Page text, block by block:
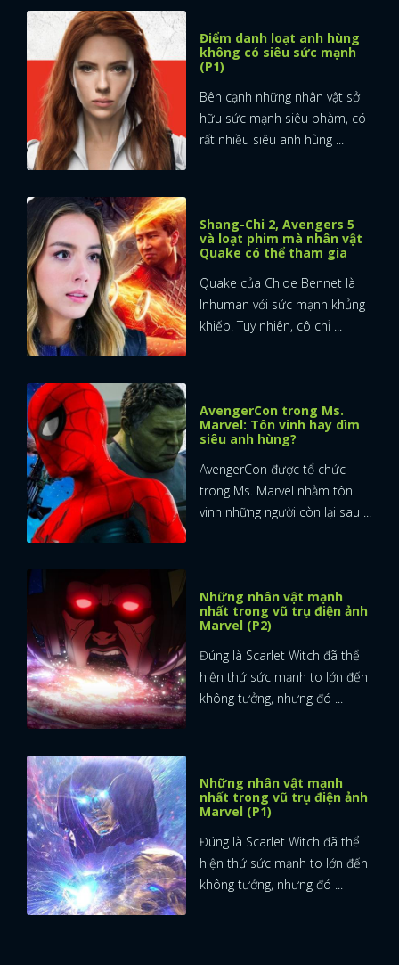
Điểm danh loạt anh hùng
không có siêu sức mạnh
(P1)
Bên cạnh những nhân vật sở
hữu sức mạnh siêu phàm, có
rất nhiều siêu anh hùng ...
Shang-Chi 2, Avengers 5
và loạt phim mà nhân vật
Quake có thể tham gia
Quake của Chloe Bennet là
Inhuman với sức mạnh khủng
khiếp. Tuy nhiên, cô chỉ ...
AvengerCon trong Ms.
Marvel: Tôn vinh hay dìm
siêu anh hùng?
AvengerCon được tổ chức
trong Ms. Marvel nhằm tôn
vinh những người còn lại sau ...
Những nhân vật mạnh
nhất trong vũ trụ điện ảnh
Marvel (P2)
Đúng là Scarlet Witch đã thể
hiện thứ sức mạnh to lớn đến
không tưởng, nhưng đó ...
Những nhân vật mạnh
nhất trong vũ trụ điện ảnh
Marvel (P1)
Đúng là Scarlet Witch đã thể
hiện thứ sức mạnh to lớn đến
không tưởng, nhưng đó ...